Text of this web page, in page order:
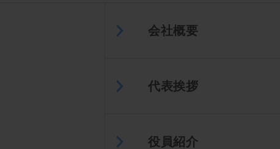
会社概要
代表挨拶
役員紹介